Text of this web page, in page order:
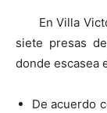
En Villa
siete presas
donde escasea
De acuerdo